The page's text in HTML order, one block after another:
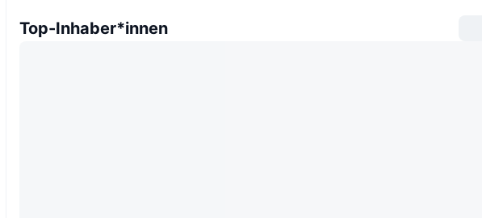
Top-Inhaber*innen